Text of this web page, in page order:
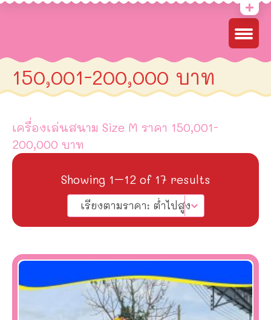
150,001-200,000 บาท
เครื่องเล่นสนาม Size M ราคา 150,001-
200,000 บาท
Showing 1–12 of 17 results
low
high
เรียงตามราคา: ต่ำไปสูง